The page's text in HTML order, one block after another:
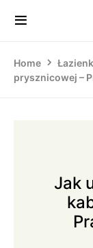
Home
prysznicowej –
Jak